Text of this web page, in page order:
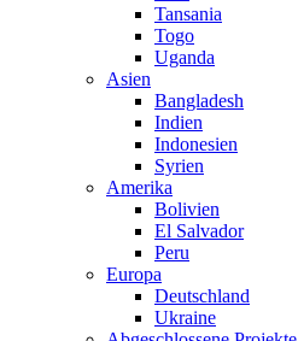
Tansania
Togo
Uganda
Asien
Bangladesh
Indien
Indonesien
Syrien
Amerika
Bolivien
El Salvador
Peru
Europa
Deutschland
Ukraine